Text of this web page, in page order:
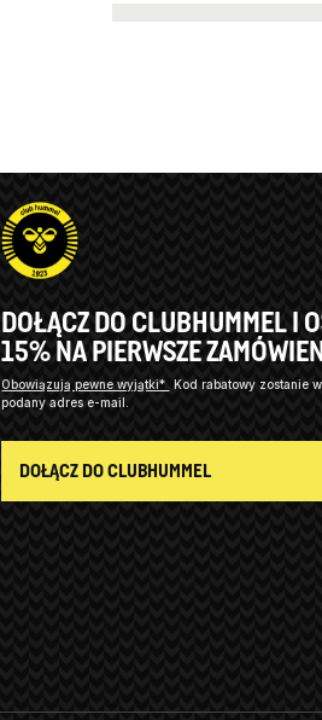
DOŁĄCZ DO CLUBHUMMEL I
15% NA PIERWSZE
Obowiązują pewne wyjątki* Kod rabatowy zostanie
podany adres e-mail.
DOŁĄCZ DO CLUBHUMMEL